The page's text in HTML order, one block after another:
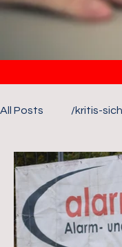
All Posts /kritis-